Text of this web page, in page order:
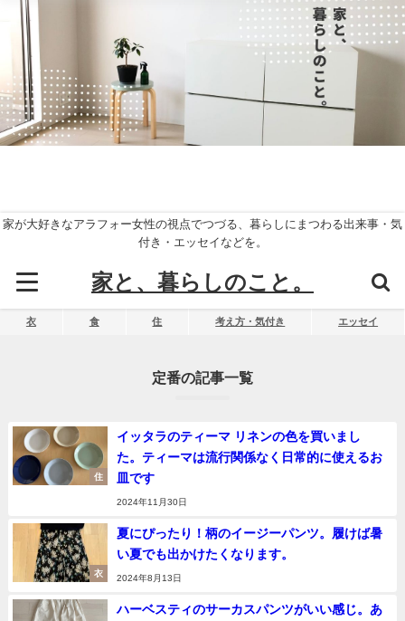
家が大好きなアラフォー女性の視点でつづる、暮らしにまつわる出来事・気
付き・エッセイなどを。
家と、暮らしのこと。
衣 食 住 考え方・気付き エッセイ
定番の記事一覧
住
イッタラのティーマ リネンの色を買いまし
た。ティーマは流行関係なく日常的に使えるお
皿です
2024年11月30日
衣
夏にぴったり！柄のイージーパンツ。履けば暑
い夏でも出かけたくなります。
2024年8月13日
ハーベスティのサーカスパンツがいい感じ。あ